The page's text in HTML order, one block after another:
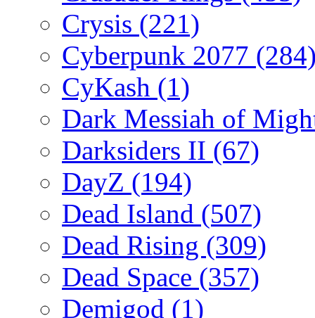
Crysis (221)
Cyberpunk 2077
CyKash (1)
Dark Messiah of
Darksiders II (67)
DayZ (194)
Dead Island (507)
Dead Rising (309)
Dead Space (357)
Demigod (1)